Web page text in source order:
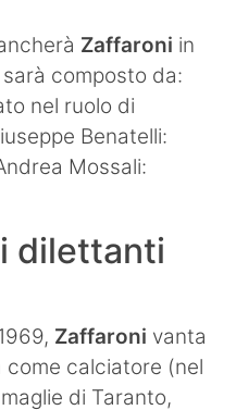
Zaffaroni in
composto da:
nel ruolo di
Benatelli:
Mossali:
dilettanti
Zaffaroni vanta
come calciatore (nel
di Taranto,